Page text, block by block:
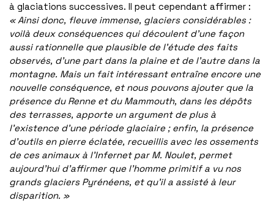
à glaciations successives. Il peut cependant affirmer :
« Ainsi donc, fleuve immense, glaciers considérables :
voilà deux conséquences qui découlent d’une façon
aussi rationnelle que plausible de l’étude des faits
observés, d’une part dans la plaine et de l’autre dans la
montagne. Mais un fait intéressant entraîne encore une
nouvelle conséquence, et nous pouvons ajouter que la
présence du Renne et du Mammouth, dans les dépôts
des terrasses, apporte un argument de plus à
l’existence d’une période glaciaire ; enfin, la présence
d’outils en pierre éclatée, recueillis avec les ossements
de ces animaux à l’Infernet par M. Noulet, permet
aujourd’hui d’affirmer que l’homme primitif a vu nos
grands glaciers Pyrénéens, et qu’il a assisté à leur
disparition. »